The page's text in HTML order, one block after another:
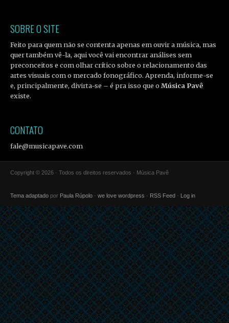
SOBRE O SITE
Feito para quem não se contenta apenas em ouvir a música, mas
quer também vê-la, aqui você vai encontrar análises sem
preconceitos e com olhar crítico sobre o relacionamento das
artes visuais com o mercado fonográfico. Aprenda, informe-se
e, principalmente, divirta-se – é pra isso que oMúsica Pavê
existe.
CONTATO
fale@musicapave.com
Copyright © 2026 · Todos os direitos reservados · Música Pavê
Tema adaptado por Paula Rúpolo · we love wordpress · RSS Feed · Log in